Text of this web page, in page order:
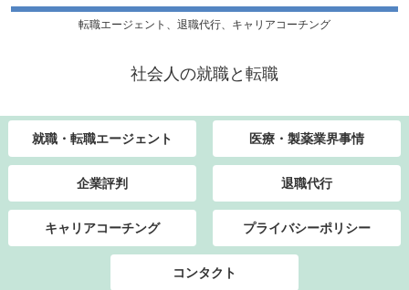
転職エージェント、退職代行、キャリアコーチング
社会人の就職と転職
就職・転職エージェント 医療・製薬業界事情
企業評判 退職代行
キャリアコーチング プライバシーポリシー
コンタクト